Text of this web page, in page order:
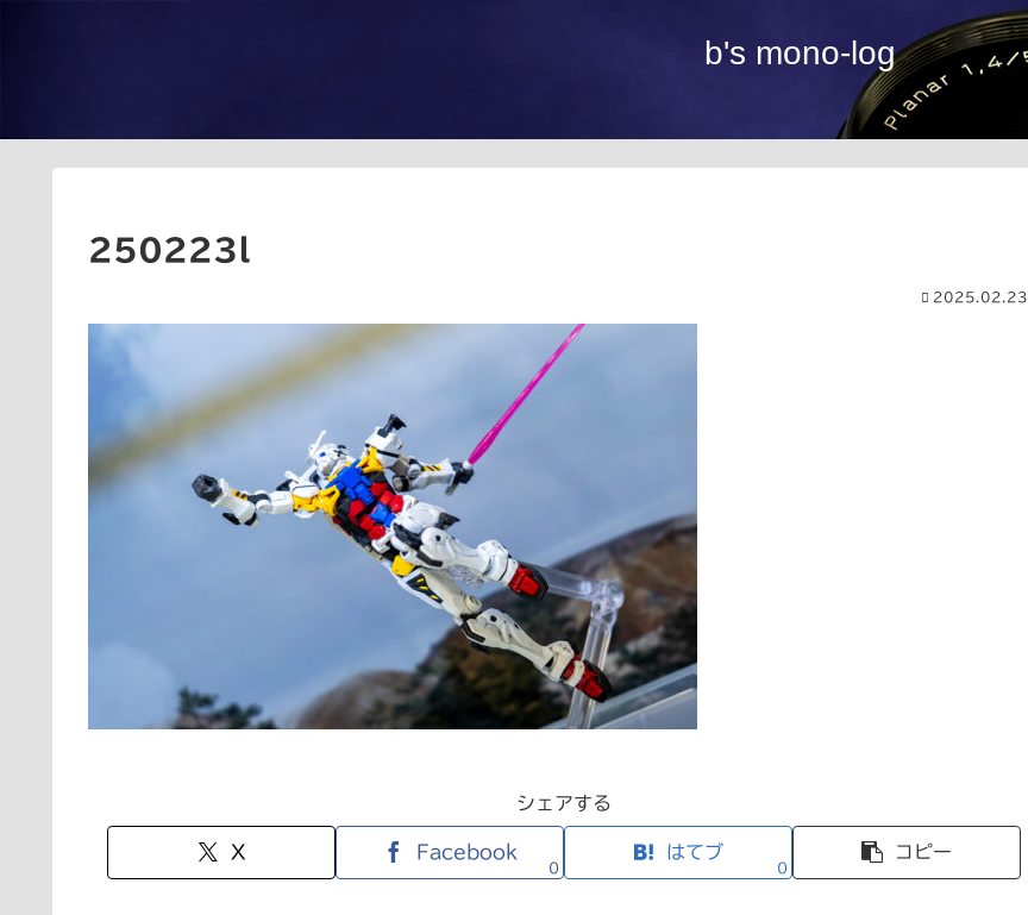
b's mono-log
250223l
2025.02.23
シェアする
X Facebook
0
はてブ
0
コピー